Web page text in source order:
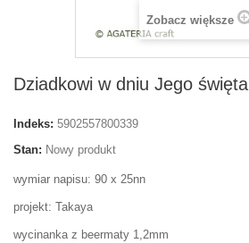
Zobacz większe
Dziadkowi w dniu Jego święta
Indeks: 5902557800339
Stan: Nowy produkt
wymiar napisu: 90 x 25nn
projekt: Takaya
wycinanka z beermaty 1,2mm